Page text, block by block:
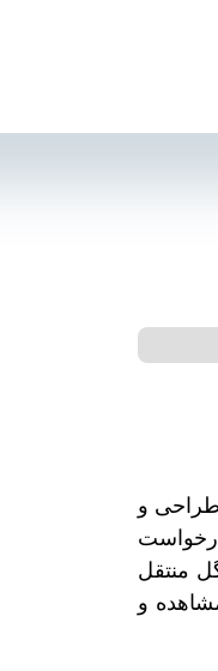
و
مورد درخواست
منتقل
و